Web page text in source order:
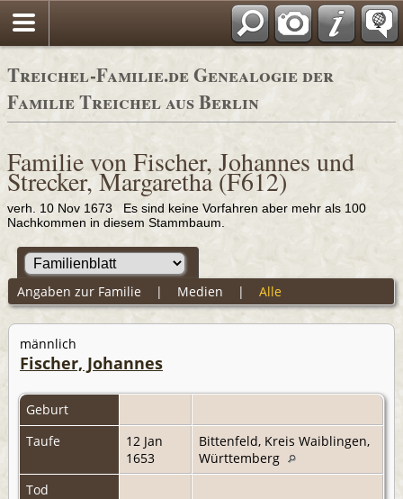
Adressbücher
Treichel-Familie.de Genealogie der
Familie Treichel aus Berlin
Familie von Fischer, Johannes und
Strecker, Margaretha (F612)
verh. 10 Nov 1673 Es sind keine Vorfahren aber mehr als 100
Nachkommen in diesem Stammbaum.
Angaben zur Familie | Medien | Alle
männlich
Fischer, Johannes
Geburt
Taufe
12 Jan
1653
Bittenfeld, Kreis Waiblingen,
Württemberg
Tod